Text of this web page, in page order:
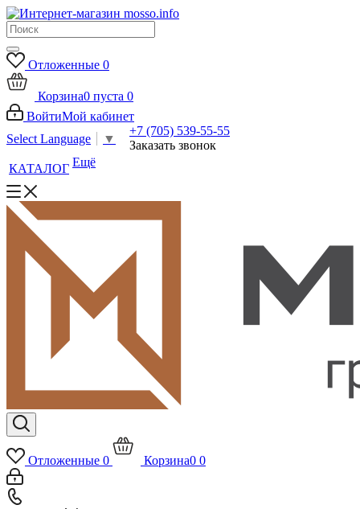
Отложенные 0
Корзина0 пуста 0
ВойтиМой кабинет
Select Language
▼
+7 (705) 539-55-55
Заказать звонок
КАТАЛОГ Ещё
Отложенные 0 Корзина0 0